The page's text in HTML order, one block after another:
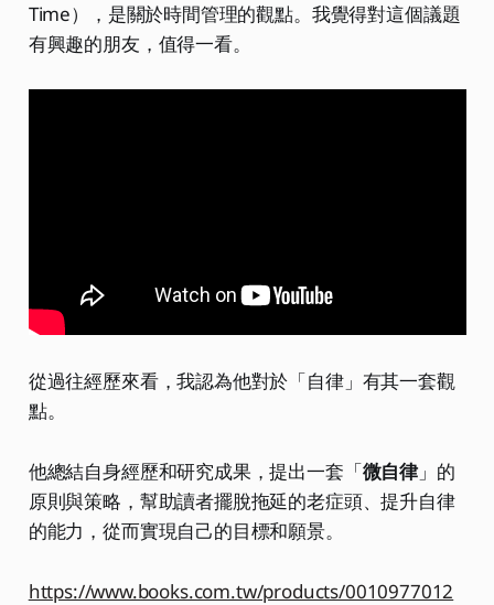
Time），是關於時間管理的觀點。我覺得對這個議題
有興趣的朋友，值得一看。
從過往經歷來看，我認為他對於「自律」有其一套觀
點。
他總結自身經歷和研究成果，提出一套「微自律」的
原則與策略，幫助讀者擺脫拖延的老症頭、提升自律
的能力，從而實現自己的目標和願景。
https://www.books.com.tw/products/0010977012